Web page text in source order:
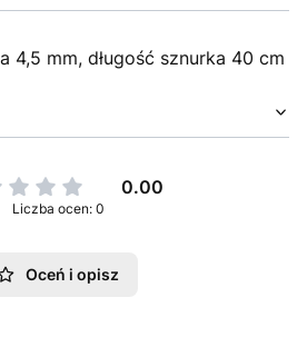
4,5 mm, długość sznurka 40 cm
0.00
Liczba ocen: 0
Oceń i opisz